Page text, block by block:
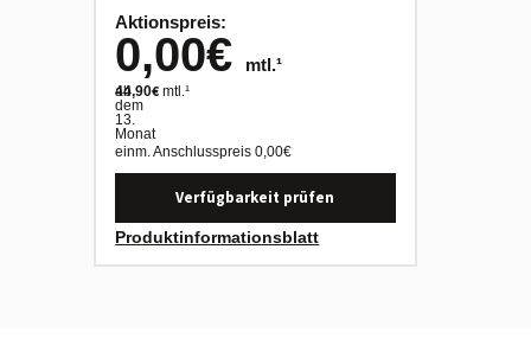
einm. Anschlusspreis0,00€
Aktionspreis:
0,00€ mtl.¹
ab
dem
13.
Monat
44,90€ mtl.¹
Verfügbarkeit prüfen
Produktinformationsblatt